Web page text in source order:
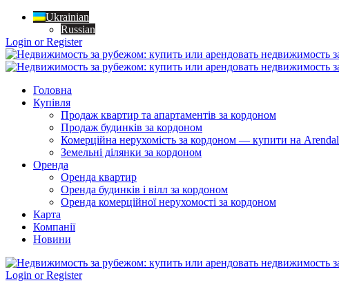
Ukrainian
Russian
Login or Register
Головна
Купівля
Продаж квартир та апартаментів за кордоном
Продаж будинків за кордоном
Комерційна нерухомість за кордоном — купити на Arendal
Земельні ділянки за кордоном
Оренда
Оренда квартир
Оренда будинків і вілл за кордоном
Оренда комерційної нерухомості за кордоном
Карта
Компанії
Новини
Login or Register